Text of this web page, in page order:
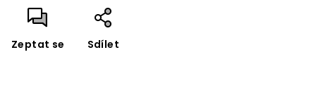
Zeptat se Sdílet